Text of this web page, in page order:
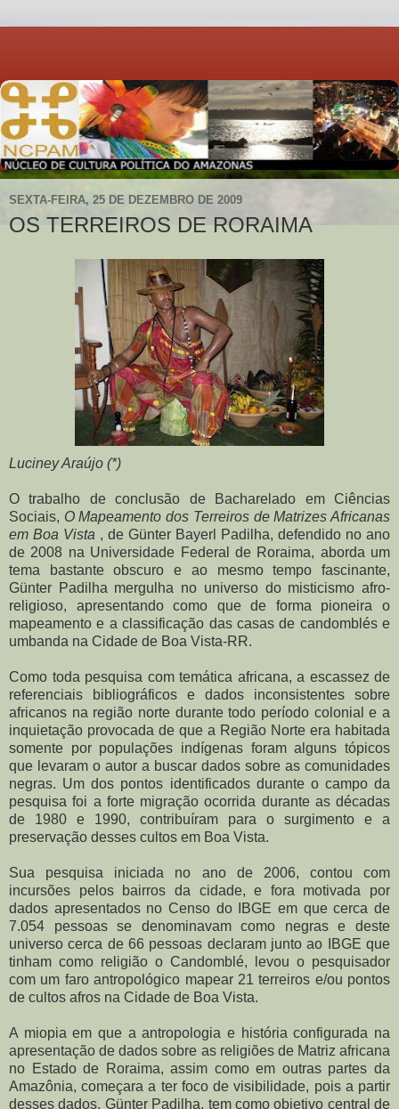
SEXTA-FEIRA, 25 DE DEZEMBRO DE 2009
OS TERREIROS DE RORAIMA
Luciney Araújo (*)
O trabalho de conclusão de Bacharelado em Ciências
Sociais, O Mapeamento dos Terreiros de Matrizes Africanas
em Boa Vista , de Günter Bayerl Padilha, defendido no ano
de 2008 na Universidade Federal de Roraima, aborda um
tema bastante obscuro e ao mesmo tempo fascinante,
Günter Padilha mergulha no universo do misticismo afro-
religioso, apresentando como que de forma pioneira o
mapeamento e a classificação das casas de candomblés e
umbanda na Cidade de Boa Vista-RR.
Como toda pesquisa com temática africana, a escassez de
referenciais bibliográficos e dados inconsistentes sobre
africanos na região norte durante todo período colonial e a
inquietação provocada de que a Região Norte era habitada
somente por populações indígenas foram alguns tópicos
que levaram o autor a buscar dados sobre as comunidades
negras. Um dos pontos identificados durante o campo da
pesquisa foi a forte migração ocorrida durante as décadas
de 1980 e 1990, contribuíram para o surgimento e a
preservação desses cultos em Boa Vista.
Sua pesquisa iniciada no ano de 2006, contou com
incursões pelos bairros da cidade, e fora motivada por
dados apresentados no Censo do IBGE em que cerca de
7.054 pessoas se denominavam como negras e deste
universo cerca de 66 pessoas declaram junto ao IBGE que
tinham como religião o Candomblé, levou o pesquisador
com um faro antropológico mapear 21 terreiros e/ou pontos
de cultos afros na Cidade de Boa Vista.
A miopia em que a antropologia e história configurada na
apresentação de dados sobre as religiões de Matriz africana
no Estado de Roraima, assim como em outras partes da
Amazônia, começara a ter foco de visibilidade, pois a partir
desses dados, Günter Padilha, tem como objetivo central de